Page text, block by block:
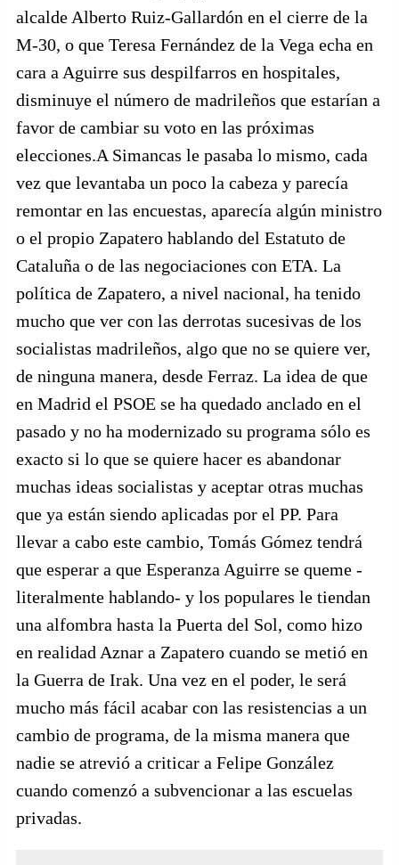
alcalde Alberto Ruiz-Gallardón en el cierre de la
M-30, o que Teresa Fernández de la Vega echa en
cara a Aguirre sus despilfarros en hospitales,
disminuye el número de madrileños que estarían a
favor de cambiar su voto en las próximas
elecciones.A Simancas le pasaba lo mismo, cada
vez que levantaba un poco la cabeza y parecía
remontar en las encuestas, aparecía algún ministro
o el propio Zapatero hablando del Estatuto de
Cataluña o de las negociaciones con ETA. La
política de Zapatero, a nivel nacional, ha tenido
mucho que ver con las derrotas sucesivas de los
socialistas madrileños, algo que no se quiere ver,
de ninguna manera, desde Ferraz. La idea de que
en Madrid el PSOE se ha quedado anclado en el
pasado y no ha modernizado su programa sólo es
exacto si lo que se quiere hacer es abandonar
muchas ideas socialistas y aceptar otras muchas
que ya están siendo aplicadas por el PP. Para
llevar a cabo este cambio, Tomás Gómez tendrá
que esperar a que Esperanza Aguirre se queme -
literalmente hablando- y los populares le tiendan
una alfombra hasta la Puerta del Sol, como hizo
en realidad Aznar a Zapatero cuando se metió en
la Guerra de Irak. Una vez en el poder, le será
mucho más fácil acabar con las resistencias a un
cambio de programa, de la misma manera que
nadie se atrevió a criticar a Felipe González
cuando comenzó a subvencionar a las escuelas
privadas.